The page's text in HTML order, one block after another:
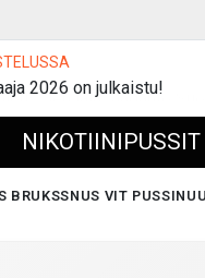
2026 on julkaistu!
NIKOTIINIPUSSIT
BRUKSSNUS VIT